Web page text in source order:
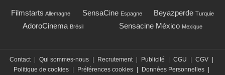
Filmstarts Allemagne SensaCine Espagne Beyazperde Turquie
AdoroCinema Brésil Sensacine México Mexique
Contact | Qui sommes-nous | Recrutement | Publicité | CGU | CGV |
Politique de cookies | Préférences cookies | Données Personnelles |